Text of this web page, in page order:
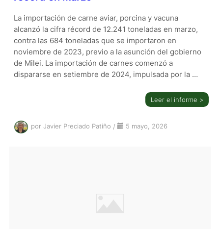
La importación de carne aviar, porcina y vacuna
alcanzó la cifra récord de 12.241 toneladas en marzo,
contra las 684 toneladas que se importaron en
noviembre de 2023, previo a la asunción del gobierno
de Milei. La importación de carnes comenzó a
dispararse en setiembre de 2024, impulsada por la …
Leer el informe >
por Javier Preciado Patiño / 5 mayo, 2026